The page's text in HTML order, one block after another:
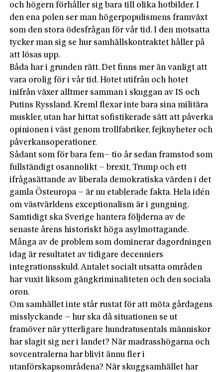
och högern förhåller sig bara till olika hotbilder. I
den ena polen ser man högerpopulismens framväxt
som den stora ödesfrågan för vår tid. I den motsatta
tycker man sig se hur samhällskontraktet håller på
att lösas upp.
Båda har i grunden rätt. Det finns mer än vanligt att
vara orolig för i vår tid. Hotet utifrån och hotet
inifrån växer alltmer samman i skuggan av IS och
Putins Ryssland. Kreml flexar inte bara sina militära
muskler, utan har hittat sofistikerade sätt att påverka
opinionen i väst genom trollfabriker, fejknyheter och
påverkansoperationer.
Sådant som för bara fem– tio år sedan framstod som
fullständigt osannolikt – brexit, Trump och ett
ifrågasättande av liberala demokratiska värden i det
gamla Östeuropa – är nu etablerade fakta. Hela idén
om västvärldens exceptionalism är i gungning.
Samtidigt ska Sverige hantera följderna av de
senaste årens historiskt höga asylmottagande.
Många av de problem som dominerar dagordningen
idag är resultatet av tidigare decenniers
integrationsskuld. Antalet socialt utsatta områden
har vuxit liksom gängkriminaliteten och den sociala
oron.
Om samhället inte står rustat för att möta gårdagens
misslyckande – hur ska då situationen se ut
framöver när ytterligare hundratusentals människor
har slagit sig ner i landet? När madrasshögarna och
sovcentralerna har blivit ännu fler i
utanförskapsområdena? När skuggsamhället har